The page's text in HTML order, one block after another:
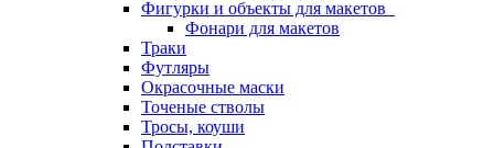
Фигурки и объекты для макетов
Фонари для макетов
Траки
Футляры
Окрасочные маски
Точеные стволы
Тросы, коуши